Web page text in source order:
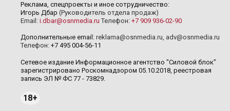
Реклама, спецпроекты и иное сотрудничество:
Игорь Дбар (Руководитель отдела продаж)
Email: i.dbar@osnmedia.ru Телефон: +7 909 936-02-90
Дополнительные email: reklama@osnmedia.ru, adv@osnmedia.ru
Телефон: +7 495 004-56-11
Сетевое издание Информационное агентство "Силовой блок"
зарегистрировано Роскомнадзором 05.10.2018, реестровая
запись ЭЛ № ФС 77 - 73829.
18+